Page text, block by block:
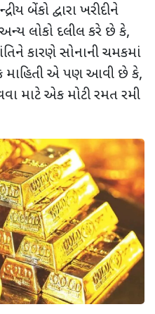
બેંકો દ્વારા ખરીદીને
લોકો દલીલ કરે છે કે,
કારણે સોનાની ચમકમાં
માહિતી એ પણ આવી છે કે,
માટે એક મોટી રમત રમી